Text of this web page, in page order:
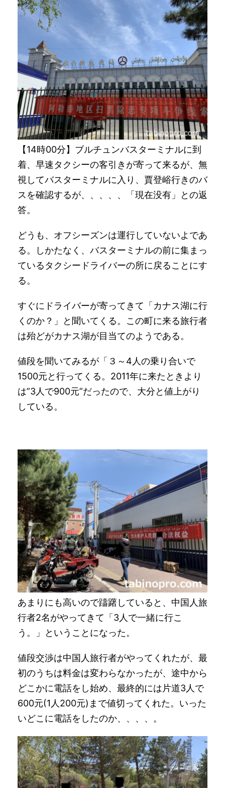
【14時00分】ブルチュンバスターミナルに到
着、早速タクシーの客引きが寄って来るが、無
視してバスターミナルに入り、賈登峪行きのバ
スを確認するが、、、、、「現在没有」との返
答。
どうも、オフシーズンは運行していないよであ
る。しかたなく、バスターミナルの前に集まっ
ているタクシードライバーの所に戻ることにす
る。
すぐにドライバーが寄ってきて「カナス湖に行
くのか？」と聞いてくる。この町に来る旅行者
は殆どがカナス湖が目当てのようである。
値段を聞いてみるが「３～4人の乗り合いで
1500元と行ってくる。2011年に来たときより
は”3人で900元”だったので、大分と値上がり
している。
あまりにも高いので躊躇していると、中国人旅
行者2名がやってきて「3人で一緒に行こ
う。」ということになった。
値段交渉は中国人旅行者がやってくれたが、最
初のうちは料金は変わらなかったが、途中から
どこかに電話をし始め、最終的には片道3人で
600元(1人200元)まで値切ってくれた。いった
いどこに電話をしたのか、、、、。